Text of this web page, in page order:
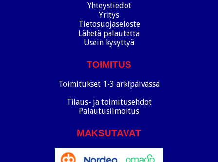
Yhteystiedot
Yritys
Tietosuojaseloste
Lähetä palautetta
Usein kysyttyä
TOIMITUS
Toimitukset 1-3 arkipäivässä
Tilaus- ja toimitusehdot
Palautusilmoitus
MAKSUTAVAT